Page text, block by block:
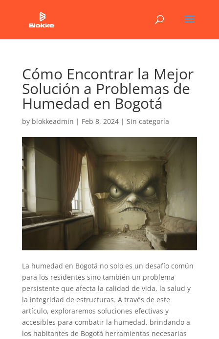
Cómo Encontrar la Mejor
Solución a Problemas de
Humedad en Bogotá
by blokkeadmin | Feb 8, 2024| Sin categoría
La humedad en Bogotá no solo es un desafío común
para los residentes sino también un problema
persistente que afecta la calidad de vida, la salud y
la integridad de estructuras. A través de este
artículo, exploraremos soluciones efectivas y
accesibles para combatir la humedad, brindando a
los habitantes de Bogotá herramientas necesarias